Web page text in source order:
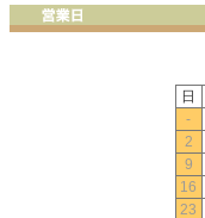
日
-
2
9
16
23